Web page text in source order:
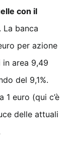
con il
. La banca
per azione
area 9,49
del 9,1%.
1 euro (qui c’è
delle attuali